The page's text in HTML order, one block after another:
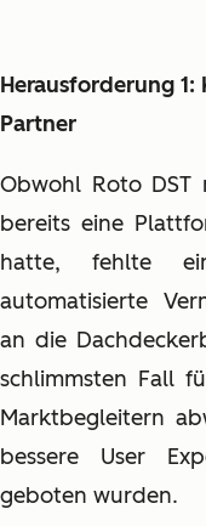
Herausforderung
Partner
Obwohl Roto
bereits eine
hatte, fehlte
automatisierte
an die
schlimmsten Fall
Marktbegleitern
bessere User
geboten wurden.